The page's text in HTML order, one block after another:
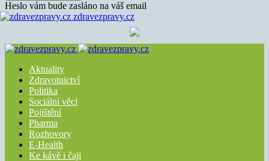
Heslo vám bude zasláno na váš email
zdravezpravy.cz
Aktuality
Zdravotnictví
Politika
Sociální věci
Pojištění
Pharma
Rozhovory
E-Health
Ke kávě i čaji